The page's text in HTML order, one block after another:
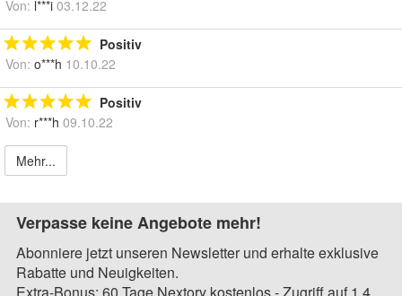
Von: l***i 03.12.22
Positiv
Von: o***h 10.10.22
Positiv
Von: r***h 09.10.22
Mehr...
Verpasse keine Angebote mehr!
Abonniere jetzt unseren Newsletter und erhalte exklusive
Rabatte und Neuigkeiten.